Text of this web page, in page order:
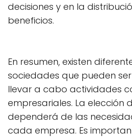
decisiones y en la
beneficios.
En resumen, existen
sociedades que pueden
llevar a cabo actividades
empresariales. La elección
dependerá de las
cada empresa. Es